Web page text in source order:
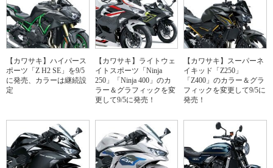
【カワサキ】ハイパース
ポーツ「Z H2 SE」を9/5
に発売、カラーは継続設
定
【カワサキ】ライトウェ
イトスポーツ「Ninja
250」「Ninja 400」のカ
ラー＆グラフィックを変
更して9/5に発売！
【カワサキ】スーパーネ
イキッド「Z250」
「Z400」のカラー＆グラ
フィックを変更して9/5に
発売！